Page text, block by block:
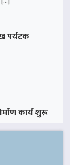
पर्यटक
कार्य शुरू